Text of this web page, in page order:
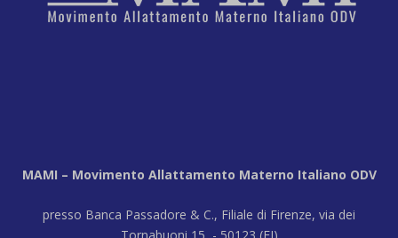
MAMI – Movimento Allattamento Materno Italiano ODV
presso Banca Passadore & C., Filiale di Firenze, via dei